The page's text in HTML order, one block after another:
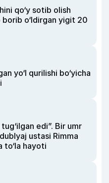
qo‘y sotib olish
o‘ldirgan yigit 20
yo‘l qurilishi bo‘yicha
edi”. Bir umr
ustasi Rimma
to‘la hayoti